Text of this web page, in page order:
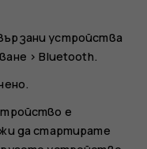
устройства
>Bluetooth.
.
е
да стартирате